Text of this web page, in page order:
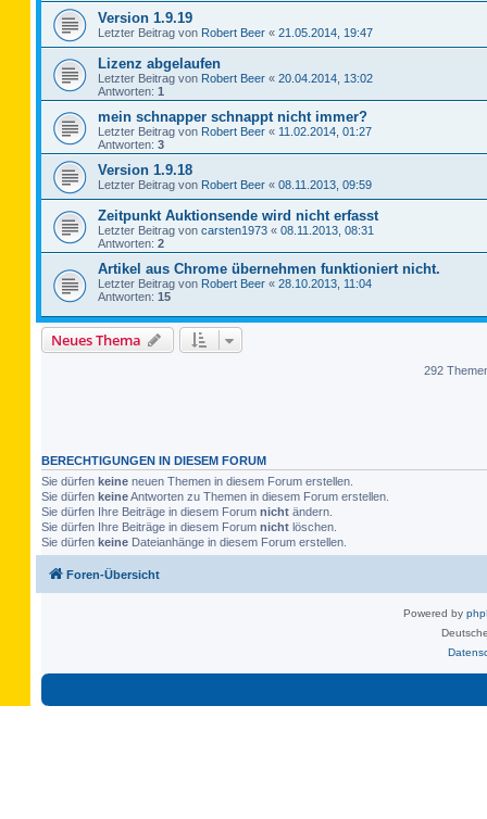
Version 1.9.19
Letzter Beitrag von Robert Beer « 21.05.2014, 19:47
Lizenz abgelaufen
Letzter Beitrag von Robert Beer « 20.04.2014, 13:02
Antworten: 1
mein schnapper schnappt nicht immer?
Letzter Beitrag von Robert Beer « 11.02.2014, 01:27
Antworten: 3
Version 1.9.18
Letzter Beitrag von Robert Beer « 08.11.2013, 09:59
Zeitpunkt Auktionsende wird nicht erfasst
Letzter Beitrag von carsten1973 « 08.11.2013, 08:31
Antworten: 2
Artikel aus Chrome übernehmen funktioniert nicht.
Letzter Beitrag von Robert Beer « 28.10.2013, 11:04
Antworten: 15
Neues Thema
292
BERECHTIGUNGEN IN DIESEM FORUM
Sie dürfen keine neuen Themen in diesem Forum erstellen.
Sie dürfen keineAntworten zu Themen in diesem Forum erstellen.
Sie dürfen Ihre Beiträge in diesem Forum nicht ändern.
Sie dürfen Ihre Beiträge in diesem Forum nicht löschen.
Sie dürfen keine Dateianhänge in diesem Forum erstellen.
Foren-Übersicht
Powered by